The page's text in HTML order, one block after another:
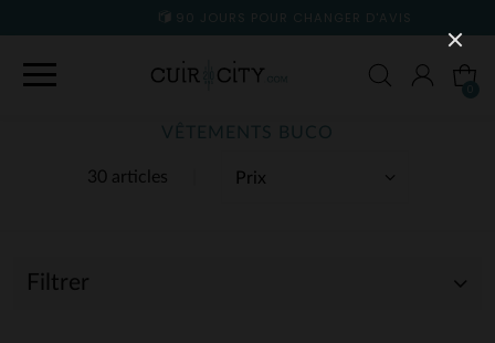
90 JOURS POUR CHANGER D'AVIS
30 articles
VÊTEMENTS BUCO
Filtrer